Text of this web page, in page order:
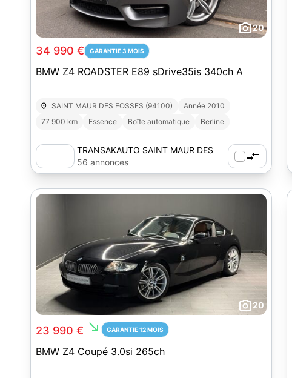
20
34 990 € GARANTIE 3 MOIS
BMW Z4 ROADSTER E89 sDrive35is 340ch A
SAINT MAUR DES FOSSES (94100)
Année 2010
77 900 km
Essence Boîte automatique Berline
TRANSAKAUTO SAINT MAUR DES
FOSSES (94)
56 annonces
20
23 990 € south_east GARANTIE 12 MOIS
BMW Z4 Coupé 3.0si 265ch